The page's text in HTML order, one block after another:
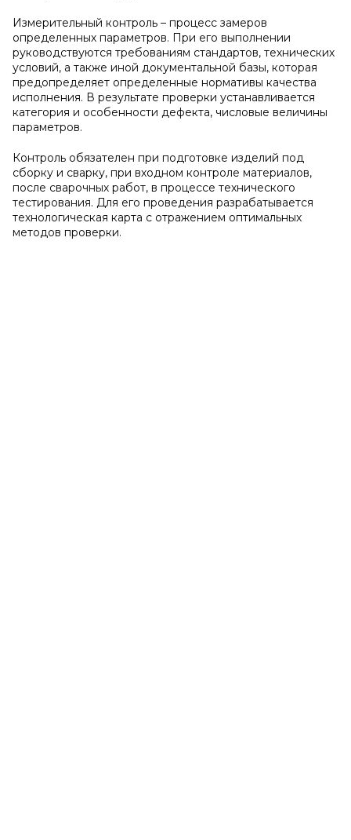
Измерительный контроль – процесс замеров
определенных параметров. При его выполнении
руководствуются требованиям стандартов, технических
условий, а также иной документальной базы, которая
предопределяет определенные нормативы качества
исполнения. В результате проверки устанавливается
категория и особенности дефекта, числовые величины
параметров.
Контроль обязателен при подготовке изделий под
сборку и сварку, при входном контроле материалов,
после сварочных работ, в процессе технического
тестирования. Для его проведения разрабатывается
технологическая карта с отражением оптимальных
методов проверки.